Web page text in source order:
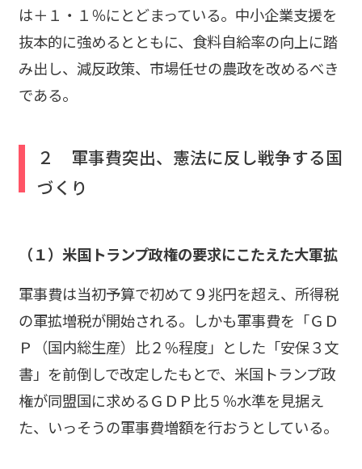
は＋１・１％にとどまっている。中小企業支援を
抜本的に強めるとともに、食料自給率の向上に踏
み出し、減反政策、市場任せの農政を改めるべき
である。
２ 軍事費突出、憲法に反し戦争する国
づくり
（１）米国トランプ政権の要求にこたえた大軍拡
軍事費は当初予算で初めて９兆円を超え、所得税
の軍拡増税が開始される。しかも軍事費を「ＧＤ
Ｐ（国内総生産）比２％程度」とした「安保３文
書」を前倒しで改定したもとで、米国トランプ政
権が同盟国に求めるＧＤＰ比５％水準を見据え
た、いっそうの軍事費増額を行おうとしている。